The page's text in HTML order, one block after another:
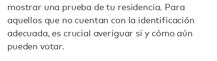
mostrar una prueba de tu residencia. Para
aquellos que no cuentan con la identificación
adecuada, es crucial averiguar si y cómo aún
pueden votar.